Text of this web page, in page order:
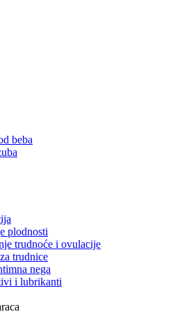
beba
plodnosti
trudnoće i ovulacije
trudnice
nega
i lubrikanti